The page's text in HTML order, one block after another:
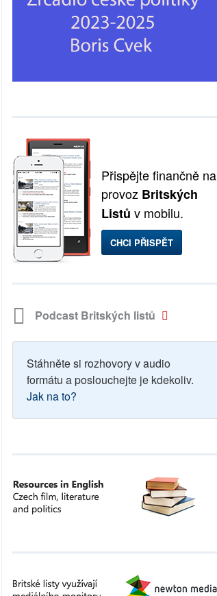
Přispějte finančně na
provoz Britských
Listů v mobilu.
CHCI PŘISPĚT
Podcast Britských listů
Stáhněte si rozhovory v audio
formátu a poslouchejte je kdekoliv.
Jak na to?